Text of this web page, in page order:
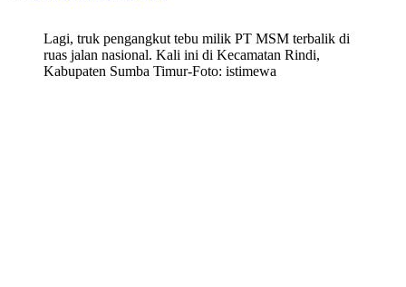
Lagi, truk pengangkut tebu milik PT MSM terbalik di
ruas jalan nasional. Kali ini di Kecamatan Rindi,
Kabupaten Sumba Timur-Foto: istimewa